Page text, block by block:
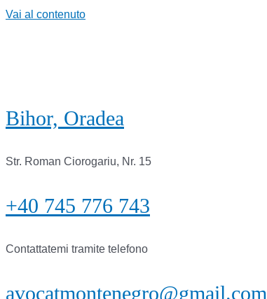
Vai al contenuto
Bihor, Oradea
Str. Roman Ciorogariu, Nr. 15
+40 745 776 743
Contattatemi tramite telefono
avocatmontenegro@gmail.com